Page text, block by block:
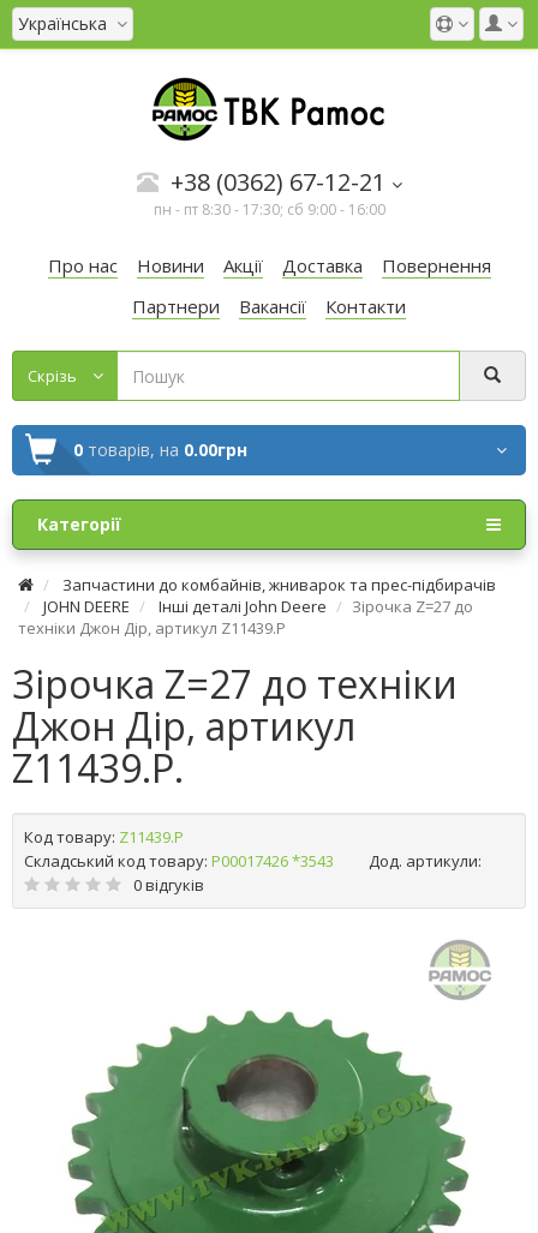
Українська
+38 (0362) 67-12-21
пн - пт 8:30 - 17:30; сб 9:00 - 16:00
Про нас Новини Акції Доставка
Повернення
Партнери
Вакансії Контакти
Cкрізь
0 товарів, на 0.00грн
Категорії
Запчастини до комбайнів, жниварок та прес-підбирачів
JOHN DEERE
Інші деталі John Deere
Зірочка Z=27 до
техніки Джон Дір, артикул Z11439.P
Зірочка Z=27 до техніки
Джон Дір, артикул
Z11439.P.
Код товару: Z11439.P
Складський код товару: Р00017426 *3543
Дод. артикули:
0 відгуків